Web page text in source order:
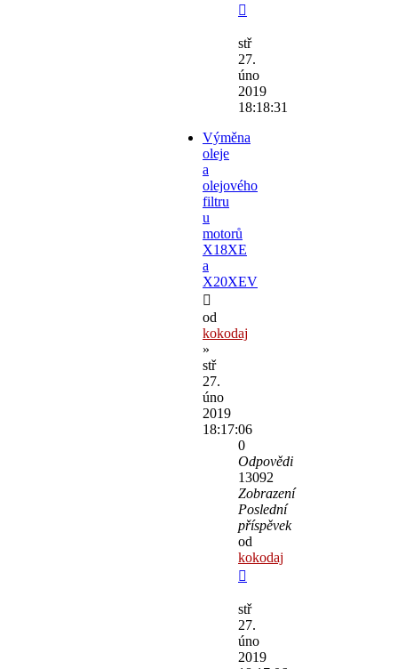
stř
27.
úno
2019
18:18:31
Výměna
oleje
a
olejového
filtru
u
motorů
X18XE
a
X20XEV
od
kokodaj
»
stř
27.
úno
2019
18:17:06
0
Odpovědi
13092
Zobrazení
Poslední
příspěvek
od
kokodaj
stř
27.
úno
2019